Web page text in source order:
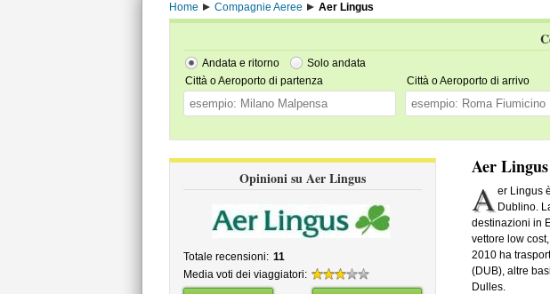
Home Compagnie Aeree Aer Lingus
Andata e ritorno
Solo andata
Città o Aeroporto di partenza
Città o Aeroporto di arrivo
Opinioni su Aer Lingus
Totale recensioni: 11
Media voti dei viaggiatori:
Aer
A er Lingus
Dublino.
destinazioni in
vettore low
2010 ha
(DUB), altre
Dulles.